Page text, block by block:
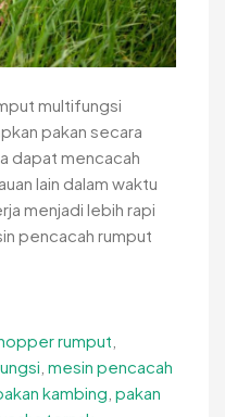
multifungsi
pakan secara
dapat mencacah
lain dalam waktu
menjadi lebih rapi
pencacah rumput
rumput
mesin pencacah
kambing pakan